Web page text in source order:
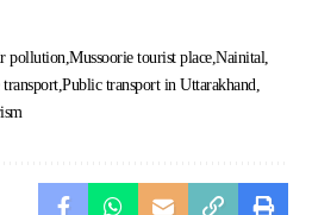
pollution Mussoorie tourist place Nainital
Public transport in Uttarakhand